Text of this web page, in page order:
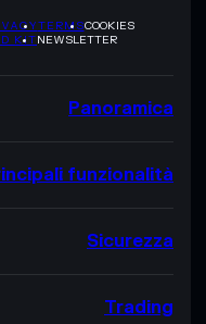
TERMSCOOKIES
KITNEWSLETTER
Panoramica
funzionalità
Sicurezza
Trading